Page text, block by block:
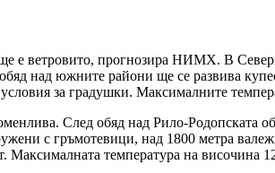
е ветровито, прогнозира НИМХ. В
над южните райони ще се развива
за градушки. Максималните
След обяд над Рило-Родопската
с гръмотевици, над 1800 метра
Максималната температура на височина